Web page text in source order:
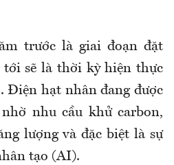
trước là giai đoạn đặt
sẽ là thời kỳ hiện thực
Điện hạt nhân đang được
nhu cầu khử carbon,
lượng và đặc biệt là sự
tạo (AI).